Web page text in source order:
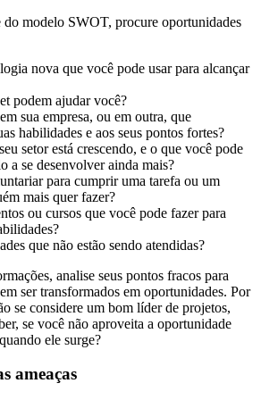
do modelo SWOT, procure oportunidades
nova que você pode usar para alcançar
podem ajudar você?
sua empresa, ou em outra, que
habilidades e aos seus pontos fortes?
setor está crescendo, e o que você pode
a se desenvolver ainda mais?
para cumprir uma tarefa ou um
mais quer fazer?
ou cursos que você pode fazer para
que não estão sendo atendidas?
analise seus pontos fracos para
ser transformados em oportunidades. Por
se considere um bom líder de projetos,
se você não aproveita a oportunidade
ele surge?
ameaças